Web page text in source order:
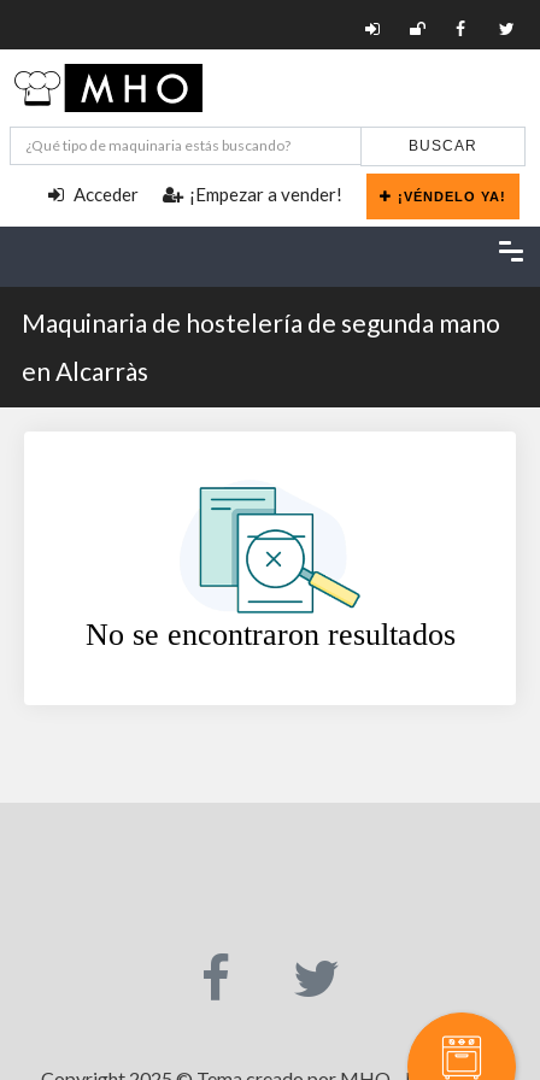
BUSCAR
Acceder ¡Empezar a vender! ¡VÉNDELO YA!
Maquinaria de hostelería de segunda mano
en Alcarràs
No se encontraron resultados